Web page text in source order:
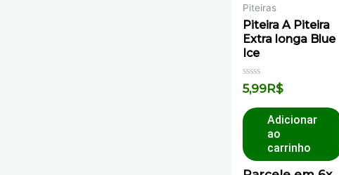
Piteiras
Piteira A Piteira
Extra longa Blue
Ice
Avaliação
0
5
5,99R$
Adicionar
ao
carrinho